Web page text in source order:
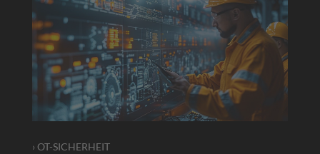
› OT-SICHERHEIT